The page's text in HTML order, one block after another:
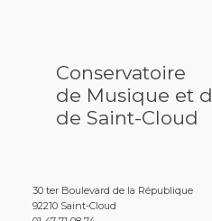
Conservatoire
de Musique et
de Saint-Cloud
30 ter Boulevard de la République
92210 Saint-Cloud